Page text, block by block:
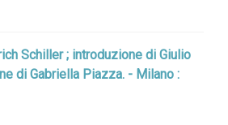
Schiller ; introduzione di Giulio
di Gabriella Piazza. - Milano :